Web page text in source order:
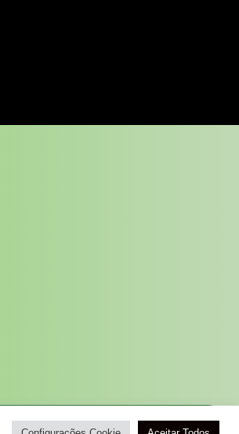
Atendimento / Orçamento Via WhatsApp